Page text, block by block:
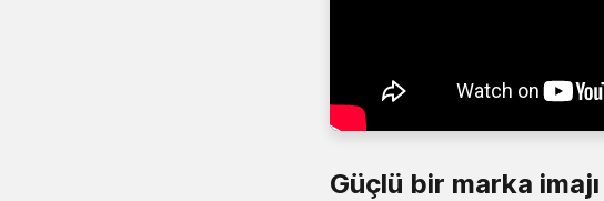
Güçlü bir marka imajı